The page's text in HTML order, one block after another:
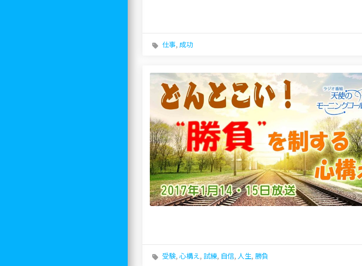
仕事, 成功
受験, 心構え, 試練, 自信, 人生, 勝負